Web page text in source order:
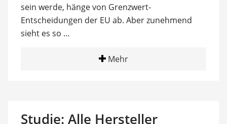
sein werde, hänge von Grenzwert-
Entscheidungen der EU ab. Aber zunehmend
sieht es so …
Mehr
Studie: Alle Hersteller